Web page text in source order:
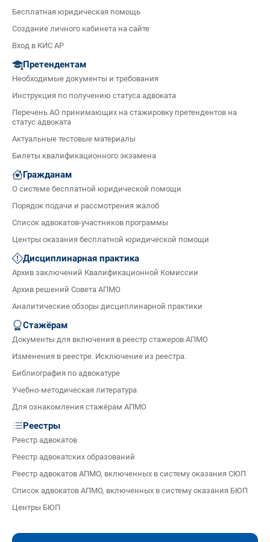
Бесплатная юридическая помощь
Создание личного кабинета на сайте
Вход в КИС АР
Претендентам
Необходимые документы и требования
Инструкция по получению статуса адвоката
Перечень АО принимающих на стажировку претендентов на
статус адвоката
Актуальные тестовые материалы
Билеты квалификационного экзамена
Гражданам
О системе бесплатной юридической помощи
Порядок подачи и рассмотрения жалоб
Список адвокатов-участников программы
Центры оказания бесплатной юридической помощи
Дисциплинарная практика
Архив заключений Квалификационной Комиссии
Архив решений Совета АПМО
Аналитические обзоры дисциплинарной практики
Стажёрам
Документы для включения в реестр стажеров АПМО
Изменения в реестре. Исключение из реестра.
Библиография по адвокатуре
Учебно-методическая литература
Для ознакомления стажёрам АПМО
Реестры
Реестр адвокатов
Реестр адвокатских образований
Реестр адвокатов АПМО, включенных в систему оказания СЮП
Список адвокатов АПМО, включенных в систему оказания БЮП
Центры БЮП